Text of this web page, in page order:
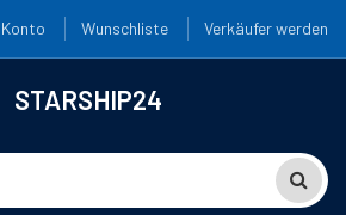
Konto Wunschliste Verkäufer werden
STARSHIP24